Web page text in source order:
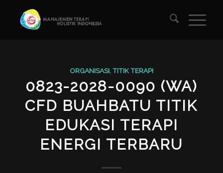
ORGANISASI, TITIK TERAPI
0823-2028-0090 (WA)
CFD BUAHBATU TITIK
EDUKASI TERAPI
ENERGI TERBARU